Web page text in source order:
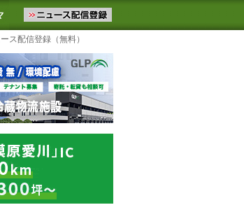
します。物流ニュースメール配信を登録す
加 よく見るテーマ
ス配信登録（無料）